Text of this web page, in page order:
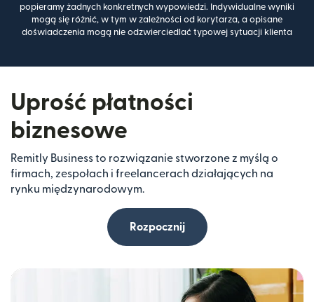
popieramy żadnych konkretnych wypowiedzi. Indywidualne wyniki
mogą się różnić, w tym w zależności od korytarza, a opisane
doświadczenia mogą nie odzwierciedlać typowej sytuacji klienta
Uprość płatności
biznesowe
Remitly Business to rozwiązanie stworzone z myślą o
firmach, zespołach i freelancerach działających na
rynku międzynarodowym.
Rozpocznij